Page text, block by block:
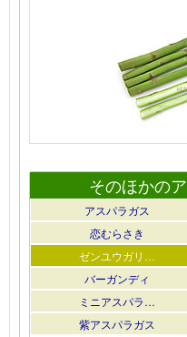
そのほかの
アスパラガス
恋むらさき
ゼンユウガリ…
バーガンディ
ミニアスパラ…
紫アスパラガス